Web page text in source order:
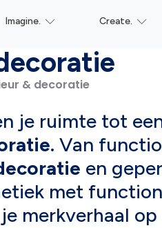
Imagine. Create.
& decoratie
je ruimte tot
Van
en
met
merkverhaal